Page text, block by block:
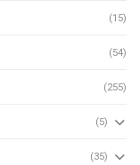
(15)
(54)
(255)
(5)
(35)